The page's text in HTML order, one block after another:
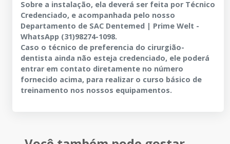
Sobre a instalação, ela deverá ser feita por Técnico
Credenciado, e acompanhada pelo nosso
Departamento de SAC Dentemed | Prime Welt -
WhatsApp (31)98274-1098.
Caso o técnico de preferencia do cirurgião-
dentista ainda não esteja credenciado, ele poderá
entrar em contato diretamente no número
fornecido acima, para realizar o curso básico de
treinamento nos nossos equipamentos.